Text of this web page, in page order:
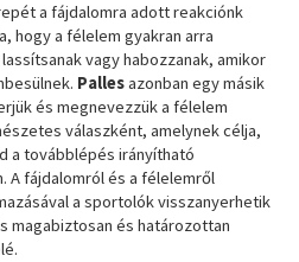
a fájdalomra adott reakciónk
hogy a félelem gyakran arra
vagy habozzanak, amikor
Pallesazonban egy másik
és megnevezzük a félelem
válaszként, amelynek célja,
a továbblépés irányítható
A fájdalomról és a félelemről
a sportolók visszanyerhetik
magabiztosan és határozottan